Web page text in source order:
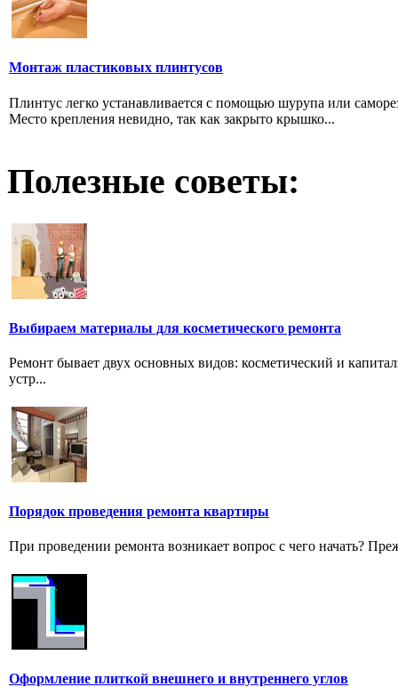
Монтаж пластиковых плинтусов
Плинтус легко устанавливается с помощью шурупа или
Место крепления невидно, так как закрыто крышко...
Полезные советы:
Выбираем материалы для косметического ремонта
Ремонт бывает двух основных видов: косметический и
устр...
Порядок проведения ремонта квартиры
При проведении ремонта возникает вопрос с чего начать?
Оформление плиткой внешнего и внутреннего углов